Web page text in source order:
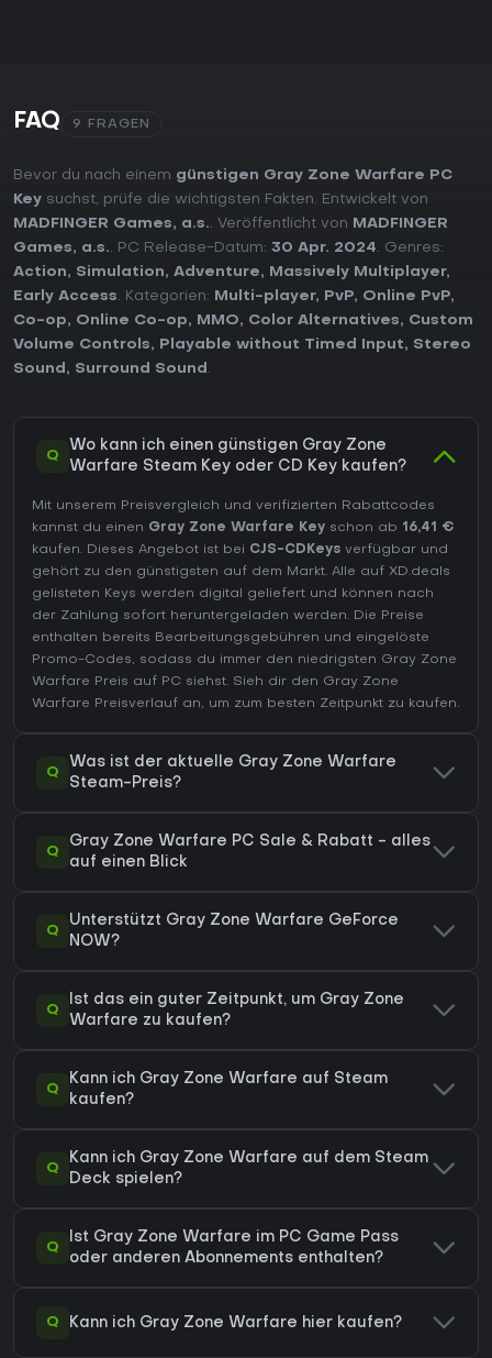
FAQ 9 FRAGEN
Bevor du nach einem günstigen Gray Zone Warfare PC
Key suchst, prüfe die wichtigsten Fakten. Entwickelt von
MADFINGER Games, a.s.. Veröffentlicht von
MADFINGER
Games, a.s.. PC Release-Datum: 30 Apr. 2024. Genres:
Action, Simulation, Adventure, Massively Multiplayer,
Early Access. Kategorien: Multi-player, PvP, Online PvP,
Co-op, Online Co-op, MMO, Color Alternatives, Custom
Volume Controls, Playable without Timed Input, Stereo
Sound , Surround Sound .
Q
Wo kann ich einen günstigen Gray Zone
Warfare Steam Key oder CD Key kaufen?
Mit unserem Preisvergleich und verifizierten Rabattcodes
kannst du einen Gray Zone Warfare Key schon ab 16,41 €
kaufen. Dieses Angebot ist bei CJS-CDKeys verfügbar und
gehört zu den günstigsten auf dem Markt. Alle auf XD.deals
gelisteten Keys werden digital geliefert und können nach
der Zahlung sofort heruntergeladen werden. Die Preise
enthalten bereits Bearbeitungsgebühren und eingelöste
Promo-Codes, sodass du immer den niedrigsten Gray Zone
Warfare Preis auf PC siehst. Sieh dir den Gray Zone
Warfare Preisverlauf an, um zum besten Zeitpunkt zu kaufen.
Q
Was ist der aktuelle Gray Zone Warfare
Steam-Preis?
Q
Gray Zone Warfare PC Sale & Rabatt - alles
auf einen Blick
Q
Unterstützt Gray Zone Warfare GeForce
NOW?
Q
Ist das ein guter Zeitpunkt, um Gray Zone
Warfare zu kaufen?
Q
Kann ich Gray Zone Warfare auf Steam
kaufen?
Q
Kann ich Gray Zone Warfare auf dem Steam
Deck spielen?
Q
Ist Gray Zone Warfare im PC Game Pass
oder anderen Abonnements enthalten?
Q Kann ich Gray Zone Warfare hier kaufen?